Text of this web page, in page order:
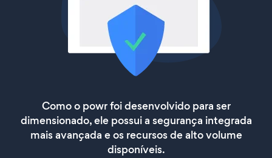
Como o powr foi desenvolvido para ser
dimensionado, ele possui a segurança integrada
mais avançada e os recursos de alto volume
disponíveis.